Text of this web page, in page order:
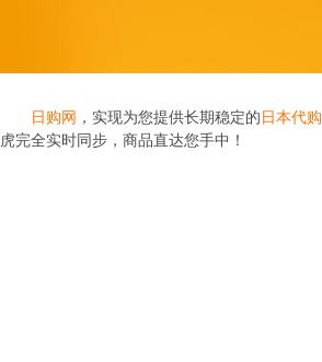
日购网 ，实现为您提供长期稳定的日本代购
虎完全实时同步，商品直达您手中！